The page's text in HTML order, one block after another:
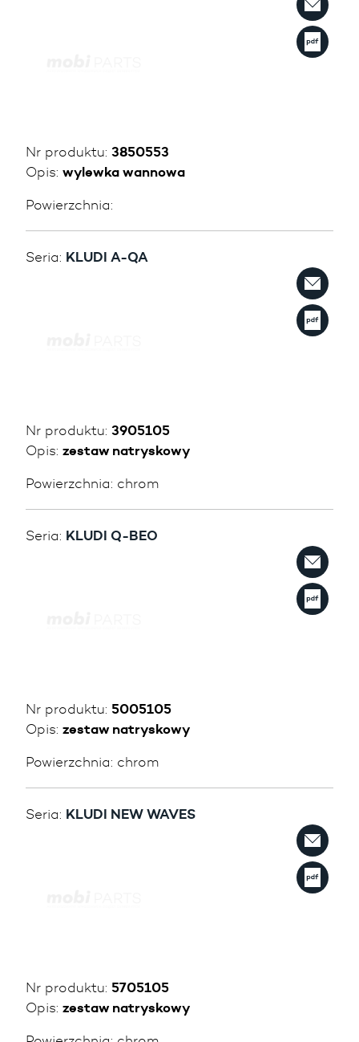
Nr produktu: 3850553
Opis: wylewka wannowa
Powierzchnia:
Seria: KLUDI A-QA
Nr produktu: 3905105
Opis: zestaw natryskowy
Powierzchnia: chrom
Seria: KLUDI Q-BEO
Nr produktu: 5005105
Opis: zestaw natryskowy
Powierzchnia: chrom
Seria: KLUDI NEW WAVES
Nr produktu: 5705105
Opis: zestaw natryskowy